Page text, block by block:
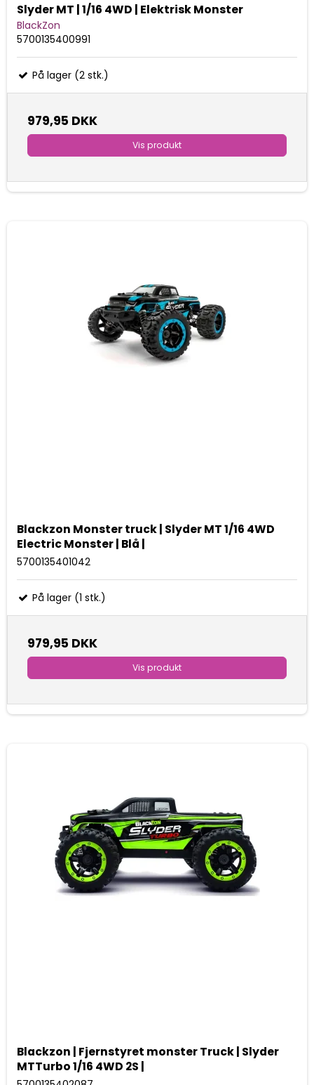
Slyder MT | 1/16 4WD | Elektrisk Monster
BlackZon
5700135400991
På lager (2 stk.)
979,95 DKK
Vis produkt
Blackzon Monster truck | Slyder MT 1/16 4WD
Electric Monster | Blå |
5700135401042
På lager (1 stk.)
979,95 DKK
Vis produkt
Blackzon | Fjernstyret monster Truck | Slyder
MTTurbo 1/16 4WD 2S |